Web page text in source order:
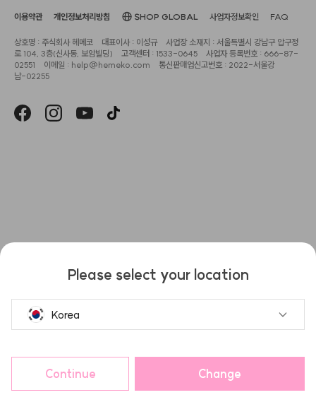
이용약관 개인정보처리방침 SHOP GLOBAL 사업자정보확인 FAQ
상호명 : 주식회사 헤메코 대표이사 : 이성규
사업장 소재지 : 서울특별시 강남구 압구정
로 104, 3층(신사동, 보암빌딩)
고객센터 : 1533-0645
사업자 등록번호 : 666-87-
02551
이메일 : help@hemeko.com
통신판매업신고번호 : 2022-서울강
남-02255
Please select your location
Korea
Continue Change